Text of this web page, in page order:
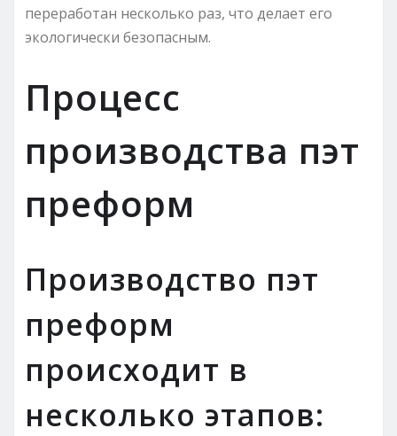
переработан несколько раз, что делает его
экологически безопасным.
Процесс
производства пэт
преформ
Производство пэт
преформ
происходит в
несколько этапов: